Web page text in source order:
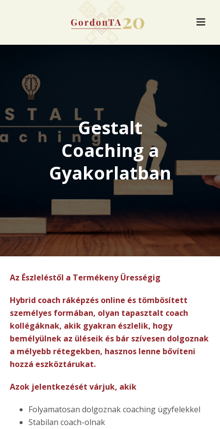
Gestalt
Coaching a
Gyakorlatban
Az Észleléstől a Termékeny Ürességig
Hybrid coach ráképzés online és tömbösített
személyes formában, olyan tapasztalt coach
kollégáknak, akik gyakran észlelik, hogy
bemélyülnek az üléseik és bár szívesen dolgoznak
a mélyebb rétegekben, hasznos lenne bővíteni
hozzá eszköztárukat.
Azok jelentkezését várjuk, akik
Folyamatosan dolgoznak coaching ügyfelekkel
Stabilan coach-olnak